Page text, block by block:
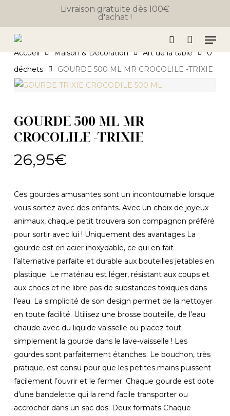
main
Livraison gratuite dès 100€
d'achat !
search
Accueil Maison & Décoration Art de la table
0
déchets
GOURDE 500 ML MR CROCOLILE -TRIXIE
GOURDE 500 ML MR
CROCOLILE -TRIXIE
26,95€
Ces gourdes amusantes sont un incontournable lorsque
vous sortez avec des enfants. Avec un choix de joyeux
animaux, chaque petit trouvera son compagnon préféré
pour sortir avec lui ! Uniquement des avantages La
gourde est en acier inoxydable, ce qui en fait
l’alternative parfaite et durable aux bouteilles jetables en
plastique. Le matériau est léger, résistant aux coups et
aux chocs et ne libre pas de substances toxiques dans
l’eau. La simplicité de son design permet de la nettoyer
en toute facilité. Utilisez une brosse bouteille, de l’eau
chaude avec du liquide vaisselle ou placez tout
simplement la gourde dans le lave-vaisselle ! Les
gourdes sont parfaitement étanches. Le bouchon, très
pratique, est consu pour que les petites mains puissent
facilement l’ouvrir et le fermer. Chaque gourde est dote
d’une bandelette qui la rend facile transporter ou
accrocher dans un sac dos. Deux formats Chaque